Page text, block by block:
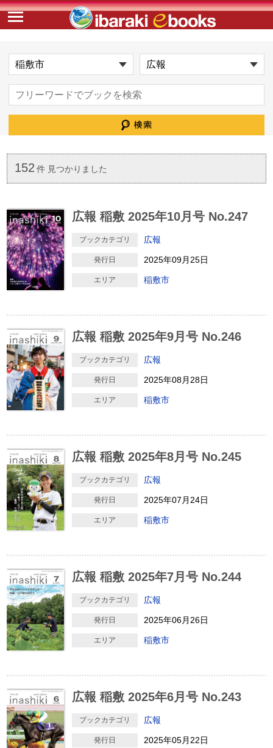
152 件 見つかりました
広報 稲敷 2025年10月号 No.247
ブックカテゴリ 広報
発行日 2025年09月25日
エリア 稲敷市
広報 稲敷 2025年9月号 No.246
ブックカテゴリ 広報
発行日 2025年08月28日
エリア 稲敷市
広報 稲敷 2025年8月号 No.245
ブックカテゴリ 広報
発行日 2025年07月24日
エリア 稲敷市
広報 稲敷 2025年7月号 No.244
ブックカテゴリ 広報
発行日 2025年06月26日
エリア 稲敷市
広報 稲敷 2025年6月号 No.243
ブックカテゴリ 広報
発行日 2025年05月22日